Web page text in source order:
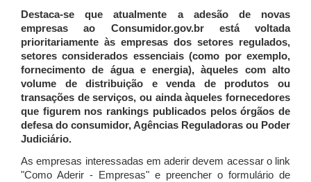
Destaca-se que atualmente a adesão de novas
empresas ao Consumidor.gov.br está voltada
prioritariamente às empresas dos setores regulados,
setores considerados essenciais (como por exemplo,
fornecimento de água e energia), àqueles com alto
volume de distribuição e venda de produtos ou
transações de serviços, ou ainda àqueles fornecedores
que figurem nos rankings publicados pelos órgãos de
defesa do consumidor, Agências Reguladoras ou Poder
Judiciário.
As empresas interessadas em aderir devem acessar o link
"Como Aderir - Empresas" e preencher o formulário de